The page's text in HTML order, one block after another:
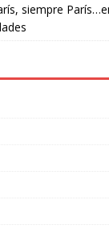
siempre